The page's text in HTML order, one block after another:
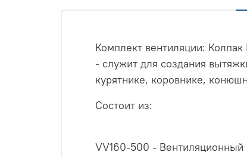
Комплект вентиляции:
- служит для создания
курятнике, коровнике,
Состоит из:
VV160-500 -